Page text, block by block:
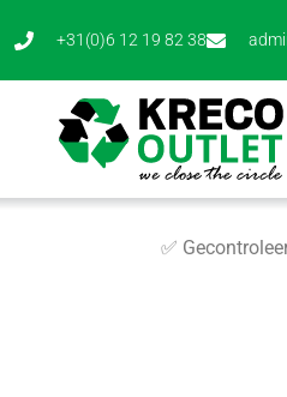
+31(0)6 12 19 82 38
✅